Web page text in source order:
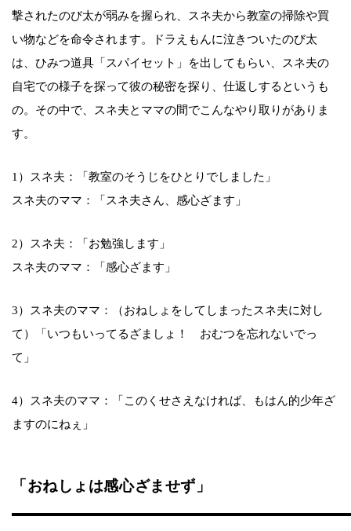
撃されたのび太が弱みを握られ、スネ夫から教室の掃除や買
い物などを命令されます。ドラえもんに泣きついたのび太
は、ひみつ道具「スパイセット」を出してもらい、スネ夫の
自宅での様子を探って彼の秘密を探り、仕返しするというも
の。その中で、スネ夫とママの間でこんなやり取りがありま
す。
1）スネ夫：「教室のそうじをひとりでしました」
スネ夫のママ：「スネ夫さん、感心ざます」
2）スネ夫：「お勉強します」
スネ夫のママ：「感心ざます」
3）スネ夫のママ：（おねしょをしてしまったスネ夫に対し
て）「いつもいってるざましょ！ おむつを忘れないでっ
て」
4）スネ夫のママ：「このくせさえなければ、もはん的少年ざ
ますのにねぇ」
「おねしょは感心ざませず」